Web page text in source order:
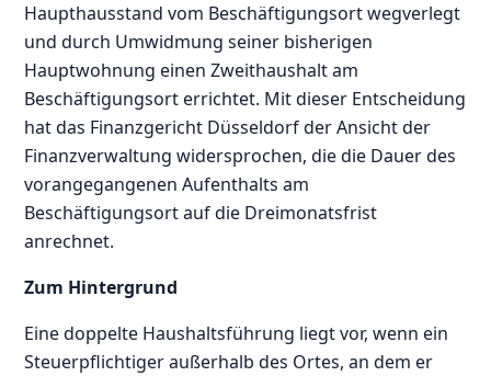
Haupthausstand vom Beschäftigungsort wegverlegt
und durch Umwidmung seiner bisherigen
Hauptwohnung einen Zweithaushalt am
Beschäftigungsort errichtet. Mit dieser Entscheidung
hat das Finanzgericht Düsseldorf der Ansicht der
Finanzverwaltung widersprochen, die die Dauer des
vorangegangenen Aufenthalts am
Beschäftigungsort auf die Dreimonatsfrist
anrechnet.
Zum Hintergrund
Eine doppelte Haushaltsführung liegt vor, wenn ein
Steuerpflichtiger außerhalb des Ortes, an dem er